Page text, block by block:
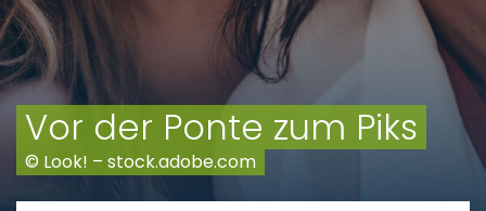
Vor der Ponte zum Piks
© Look! – stock.adobe.com